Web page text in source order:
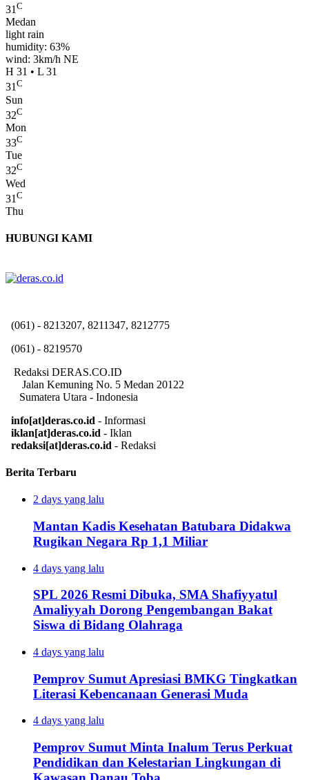
31 C
Medan
light rain
humidity: 63%
wind: 3km/h NE
H 31 • L 31
31C
Sun
32C
Mon
33C
Tue
32C
Wed
31 C
Thu
HUBUNGI KAMI
(061) - 8213207, 8211347, 8212775
(061) - 8219570
Redaksi DERAS.CO.ID
Jalan Kemuning No. 5 Medan 20122
Sumatera Utara - Indonesia
info[at]deras.co.id - Informasi
iklan[at]deras.co.id - Iklan
redaksi[at]deras.co.id - Redaksi
Berita Terbaru
2 days yang lalu
Mantan Kadis Kesehatan Batubara Didakwa
Rugikan Negara Rp 1,1 Miliar
4 days yang lalu
SPL 2026 Resmi Dibuka, SMA Shafiyyatul
Amaliyyah Dorong Pengembangan Bakat
Siswa di Bidang Olahraga
4 days yang lalu
Pemprov Sumut Apresiasi BMKG Tingkatkan
Literasi Kebencanaan Generasi Muda
4 days yang lalu
Pemprov Sumut Minta Inalum Terus Perkuat
Pendidikan dan Kelestarian Lingkungan di